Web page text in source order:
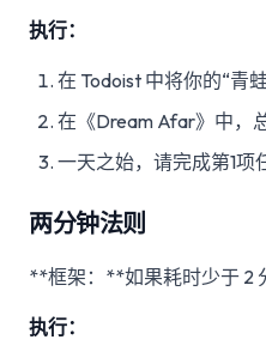
执行：
在 Todoist 中将你的“青
在《Dream Afar》中，
一天之始，请完成第1项
两分钟法则
**框架：**如果耗时少于 2
执行：